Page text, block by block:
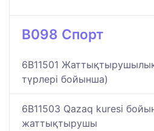
B098 Спорт
6B11501
түрлері бойынша)
6B11503 Qazaq kuresi
жаттықтырушы